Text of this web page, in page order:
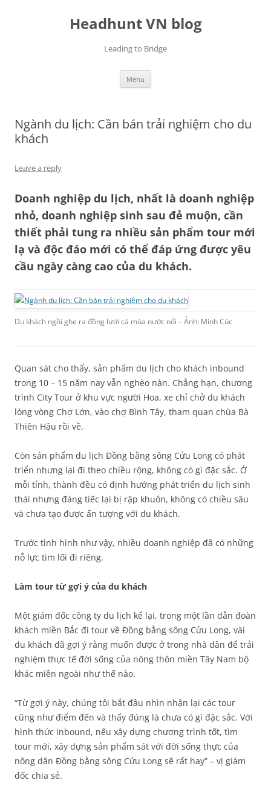
Headhunt VN blog
Leading to Bridge
Menu
Ngành du lịch: Cần bán trải nghiệm cho du
khách
Leave a reply
Doanh nghiệp du lịch, nhất là doanh nghiệp
nhỏ, doanh nghiệp sinh sau đẻ muộn, cần
thiết phải tung ra nhiều sản phẩm tour mới
lạ và độc đáo mới có thể đáp ứng được yêu
cầu ngày càng cao của du khách.
Du khách ngồi ghe ra đồng lưới cá mùa nước nổi – Ảnh: Minh Cúc
Quan sát cho thấy, sản phẩm du lịch cho khách inbound
trong 10 – 15 năm nay vẫn nghèo nàn. Chẳng hạn, chương
trình City Tour ở khu vực người Hoa, xe chỉ chở du khách
lòng vòng Chợ Lớn, vào chợ Bình Tây, tham quan chùa Bà
Thiên Hậu rồi về.
Còn sản phẩm du lịch Đồng bằng sông Cửu Long có phát
triển nhưng lại đi theo chiều rộng, không có gì đặc sắc. Ở
mỗi tỉnh, thành đều có định hướng phát triển du lịch sinh
thái nhưng đáng tiếc lại bị rập khuôn, không có chiều sâu
và chưa tạo được ấn tượng với du khách.
Trước tình hình như vậy, nhiều doanh nghiệp đã có những
nỗ lực tìm lối đi riêng.
Làm tour từ gợi ý của du khách
Một giám đốc công ty du lịch kể lại, trong một lần dẫn đoàn
khách miền Bắc đi tour về Đồng bằng sông Cửu Long, vài
du khách đã gợi ý rằng muốn được ở trong nhà dân để trải
nghiệm thực tế đời sống của nông thôn miền Tây Nam bộ
khác miền ngoài như thế nào.
“Từ gợi ý này, chúng tôi bắt đầu nhìn nhận lại các tour
cũng như điểm đến và thấy đúng là chưa có gì đặc sắc. Với
hình thức inbound, nếu xây dựng chương trình tốt, tìm
tour mới, xây dựng sản phẩm sát với đời sống thực của
nông dân Đồng bằng sông Cửu Long sẽ rất hay” – vị giám
đốc chia sẻ.